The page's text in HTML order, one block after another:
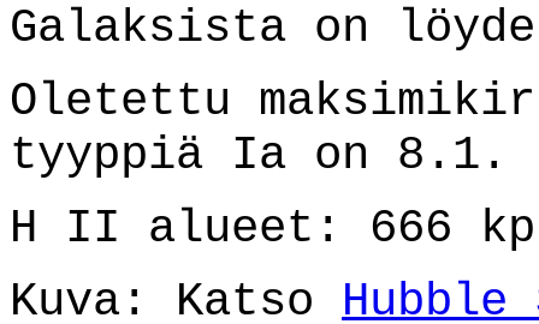
Galaksista on
Oletettu
tyyppiä Ia on 8.1.
H II alueet: 666
Kuva: Katso Hubble